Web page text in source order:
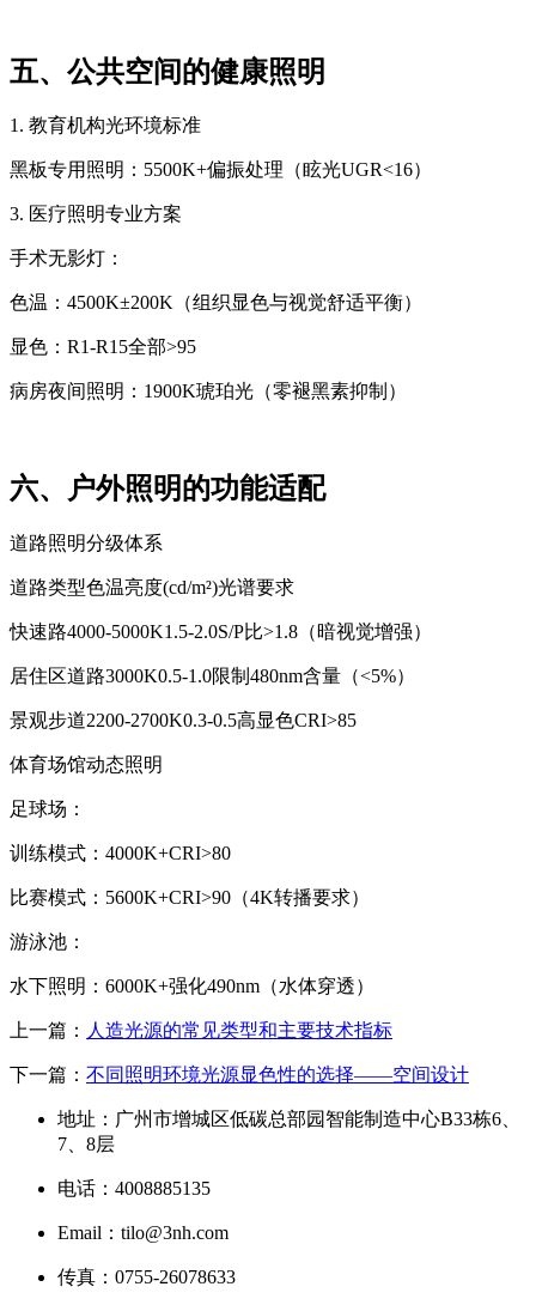
五、公共空间的健康照明
1. 教育机构光环境标准
黑板专用照明：5500K+偏振处理（眩光UGR<16）
3. 医疗照明专业方案
手术无影灯：
色温：4500K±200K（组织显色与视觉舒适平衡）
显色：R1-R15全部>95
病房夜间照明：1900K琥珀光（零褪黑素抑制）
六、户外照明的功能适配
道路照明分级体系
道路类型色温亮度(cd/m²)光谱要求
快速路4000-5000K1.5-2.0S/P比>1.8（暗视觉增强）
居住区道路3000K0.5-1.0限制480nm含量（<5%）
景观步道2200-2700K0.3-0.5高显色CRI>85
体育场馆动态照明
足球场：
训练模式：4000K+CRI>80
比赛模式：5600K+CRI>90（4K转播要求）
游泳池：
水下照明：6000K+强化490nm（水体穿透）
上一篇： 人造光源的常见类型和主要技术指标
下一篇： 不同照明环境光源显色性的选择——空间设计
地址：广州市增城区低碳总部园智能制造中心B33栋6、
7、8层
电话：4008885135
Email：tilo@3nh.com
传真：0755-26078633